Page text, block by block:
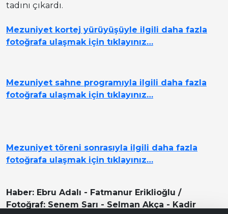
tadını çıkardı.
Mezuniyet kortej yürüyüşüyle ilgili daha fazla
fotoğrafa ulaşmak için tıklayınız…
Mezuniyet sahne programıyla ilgili daha fazla
fotoğrafa ulaşmak için tıklayınız…
Mezuniyet töreni sonrasıyla ilgili daha fazla
fotoğrafa ulaşmak için tıklayınız…
Haber: Ebru Adalı - Fatmanur Eriklioğlu /
Fotoğraf: Senem Sarı - Selman Akça - Kadir